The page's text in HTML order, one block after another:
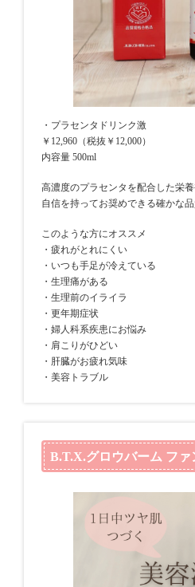
・プラセンタドリンク激
￥12,960（税抜￥12,000）
内容量 500ml
高濃度のプラセンタを配合した栄養
自信を持ってお奨めできる確かな品
このような方にオススメ
・疲れがとれにくい
・いつも手足が冷えている
・生理痛がある
・生理前のイライラ
・更年期症状
・婦人科系疾患にお悩み
・肩こりがひどい
・肝臓がお疲れ気味
・美容トラブル
B.T.X.グロウバーム ファ